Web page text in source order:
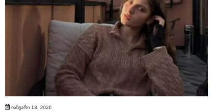
იანვარი 13, 2026